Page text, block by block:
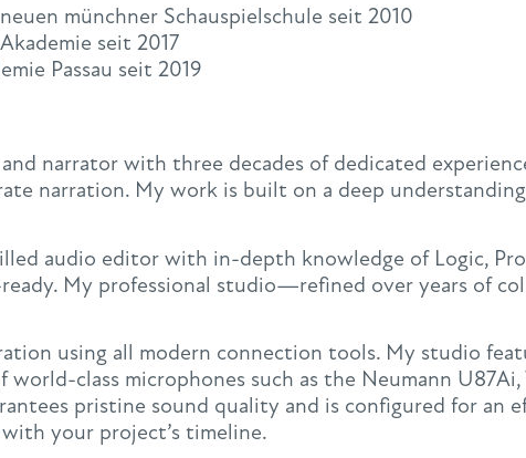
münchner Schauspielschule seit 2010
seit 2017
Passau seit 2019
narrator with three decades of dedicated
narration. My work is built on a deep
audio editor with in-depth knowledge of Logic, Pro
My professional studio—refined over years of
using all modern connection tools. My studio
class microphones such as the Neumann U87Ai,
pristine sound quality and is configured for
your project’s timeline.